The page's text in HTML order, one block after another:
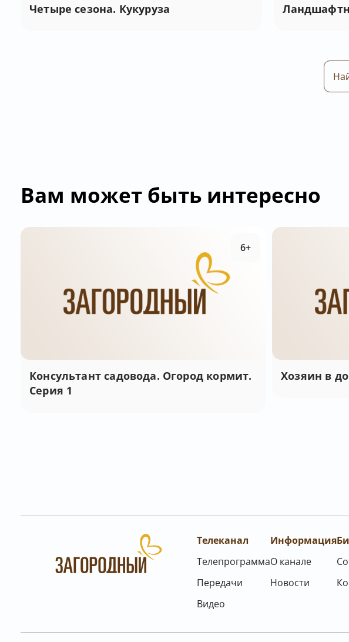
Четыре сезона. Кукуруза
Вам может быть интересно
Консультант садовода. Огород кормит.
Серия 1
6+
Хозяин в
Телеканал
Телепрограмма
Передачи
Видео
Информация
О канале
Новости